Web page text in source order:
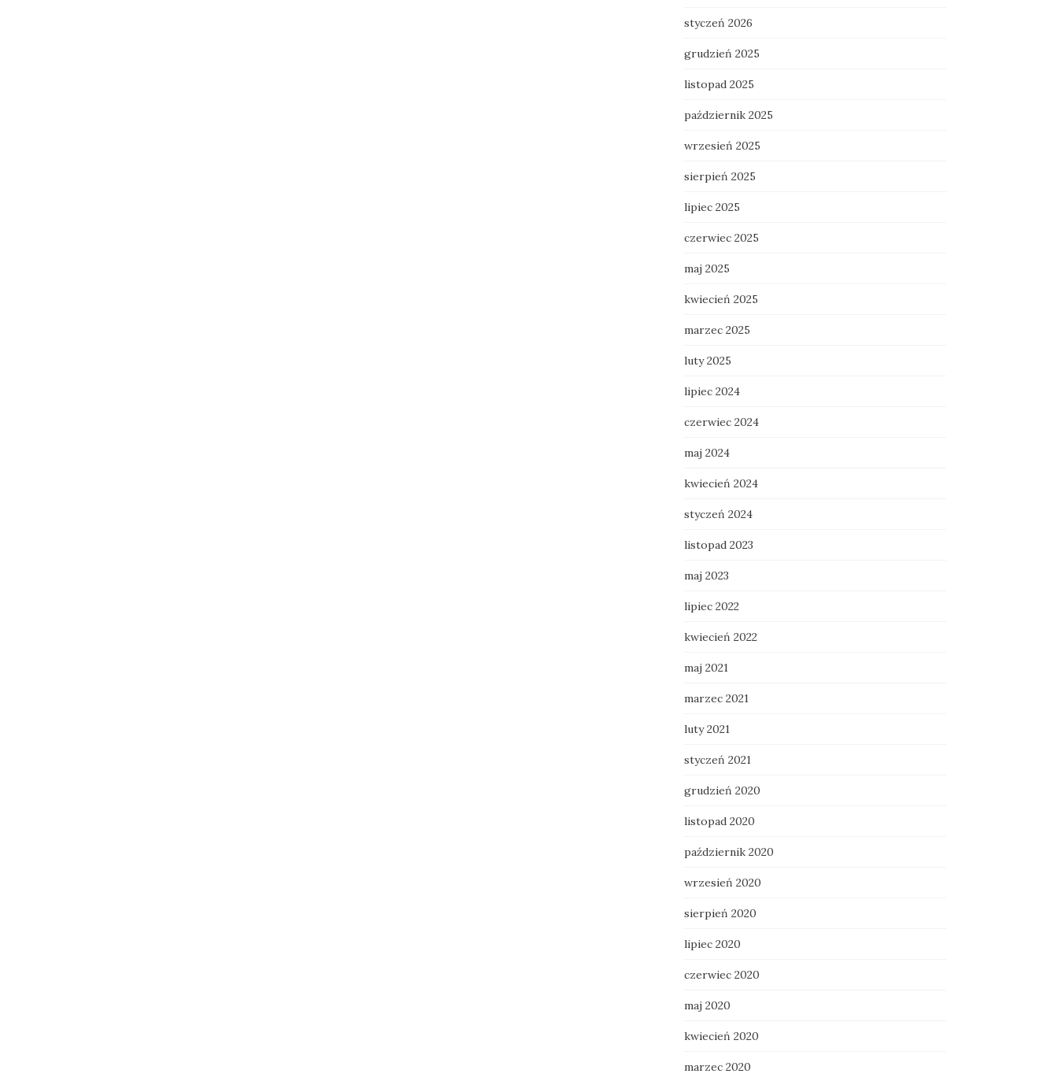
styczeń 2026
grudzień 2025
listopad 2025
październik 2025
wrzesień 2025
sierpień 2025
lipiec 2025
czerwiec 2025
maj 2025
kwiecień 2025
marzec 2025
luty 2025
lipiec 2024
czerwiec 2024
maj 2024
kwiecień 2024
styczeń 2024
listopad 2023
maj 2023
lipiec 2022
kwiecień 2022
maj 2021
marzec 2021
luty 2021
styczeń 2021
grudzień 2020
listopad 2020
październik 2020
wrzesień 2020
sierpień 2020
lipiec 2020
czerwiec 2020
maj 2020
kwiecień 2020
marzec 2020